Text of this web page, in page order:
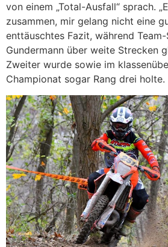
von einem „Total-Ausfall“ sprach.
zusammen, mir gelang nicht eine
enttäuschtes Fazit, während
Gundermann über weite Strecken
Zweiter wurde sowie im
Championat sogar Rang drei holte.